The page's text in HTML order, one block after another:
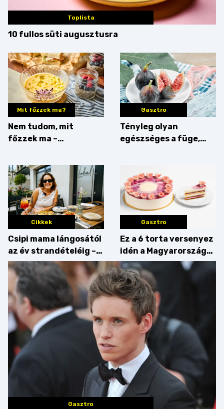
Toplista
10 fullos süti augusztusra
Mit főzzek ma?
Nem tudom, mit
főzzek ma –
Gasztro
Tényleg olyan
egészséges a füge,
Cikkek
Csipi mama lángosától
az év strandételéig –
idén is felzabáltuk a
Balaton déli partját
Gasztro
Ez a 6 torta versenyez
idén a Magyarország
tortája címért
Gasztro